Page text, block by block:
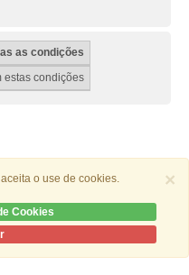
×
o use de cookies.
Cookies
Limited